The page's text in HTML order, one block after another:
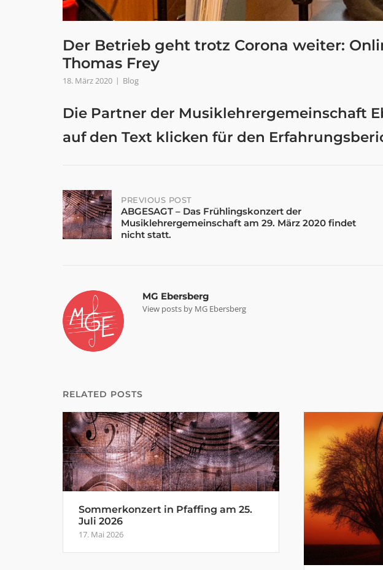
Der Betrieb geht trotz Corona weiter:
Thomas Frey
18. März 2020 Blog
Die Partner der Musiklehrergemeinschaft
auf den Text klicken für den
Post
navigation
PREVIOUS POST
ABGESAGT – Das Frühlingskonzert der
Musiklehrergemeinschaft am 29. März 2020 findet
nicht statt.
MG Ebersberg
View posts by MG Ebersberg
RELATED POSTS
Sommerkonzert in Pfaffing am 25.
Juli 2026
17. Mai 2026